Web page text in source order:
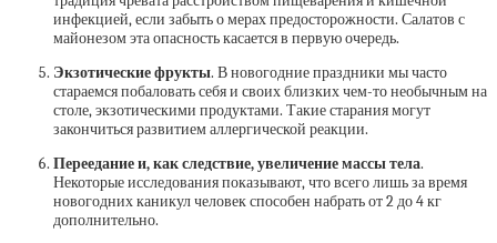
инфекцией, если забыть о мерах предосторожности. Салатов с
майонезом эта опасность касается в первую очередь.
Экзотические фрукты. В новогодние праздники мы часто
стараемся побаловать себя и своих близких чем-то необычным на
столе, экзотическими продуктами. Такие старания могут
закончиться развитием аллергической реакции.
Переедание и, как следствие, увеличение массы тела.
Некоторые исследования показывают, что всего лишь за время
новогодних каникул человек способен набрать от 2 до 4 кг
дополнительно.